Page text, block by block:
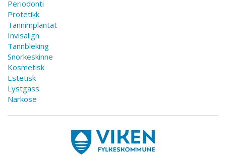
Periodonti
Protetikk
Tannimplantat
Invisalign
Tannbleking
Snorkeskinne
Kosmetisk
Estetisk
Lystgass
Narkose